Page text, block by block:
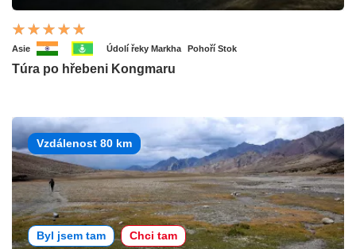
Asie Údolí řeky Markha Pohoří Stok
Túra po hřebeni Kongmaru
Vzdálenost 80 km
Byl jsem tam Chci tam